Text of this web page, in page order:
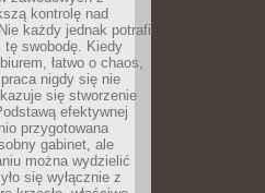
kontrolę nad
każdy jednak potrafi
swobodę. Kiedy
łatwo o chaos,
nigdy się nie
się stworzenie
efektywnej
przygotowana
gabinet, ale
można wydzielić
się wyłącznie z